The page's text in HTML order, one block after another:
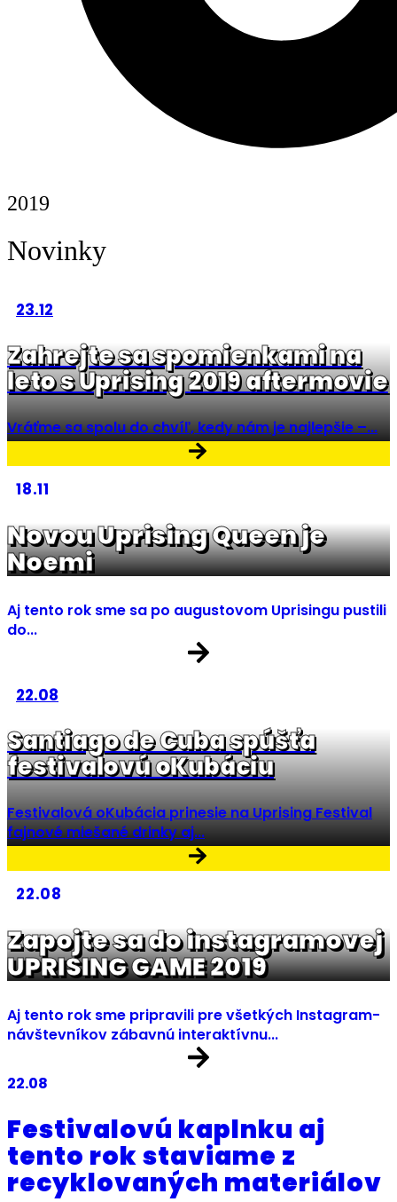
2019
Novinky
23.12
Zahrejte sa spomienkami na
leto s Uprising 2019 aftermovie
Vráťme sa spolu do chvíľ, kedy nám je najlepšie –...
18.11
Novou Uprising Queen je
Noemi
Aj tento rok sme sa po augustovom Uprisingu pustili
do...
22.08
Santiago de Cuba spúšťa
festivalovú oKubáciu
Festivalová oKubácia prinesie na Uprising Festival
fajnové miešané drinky aj...
22.08
Zapojte sa do instagramovej
UPRISING GAME 2019
Aj tento rok sme pripravili pre všetkých Instagram-
návštevníkov zábavnú interaktívnu...
22.08
Festivalovú kaplnku aj
tento rok staviame z
recyklovaných materiálov